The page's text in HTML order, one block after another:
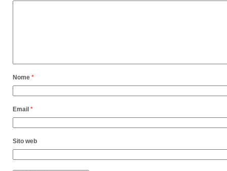
Nome *
Email *
Sito web